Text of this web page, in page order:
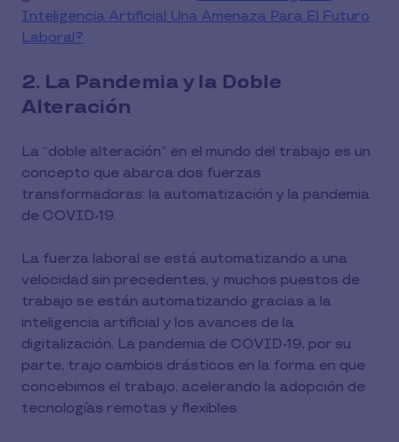
Inteligencia Artificial Una Amenaza Para El Futuro
Laboral?
2. La Pandemia y la Doble
Alteración
La “doble alteración” en el mundo del trabajo es un
concepto que abarca dos fuerzas
transformadoras: la automatización y la pandemia
de COVID-19.
La fuerza laboral se está automatizando a una
velocidad sin precedentes, y muchos puestos de
trabajo se están automatizando gracias a la
inteligencia artificial y los avances de la
digitalización. La pandemia de COVID-19, por su
parte, trajo cambios drásticos en la forma en que
concebimos el trabajo, acelerando la adopción de
tecnologías remotas y flexibles.